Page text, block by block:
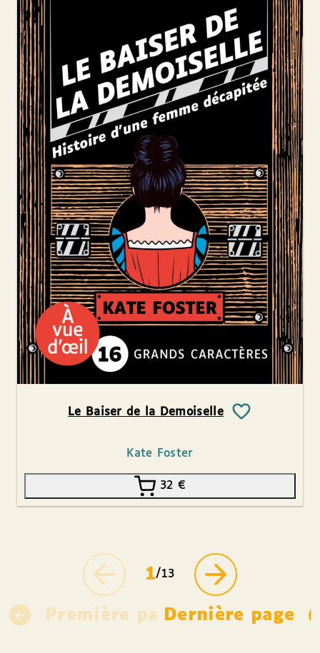
Le Baiser de la Demoiselle
Kate Foster
32 €
Première page
1/13
Dernière page